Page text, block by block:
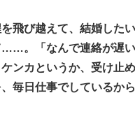
飛び越えて、結婚した
。「なんで連絡が遅
ンカというか、受け止
毎日仕事でしているから